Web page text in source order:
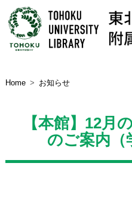
Home お知らせ
【本館】12月
のご案内（